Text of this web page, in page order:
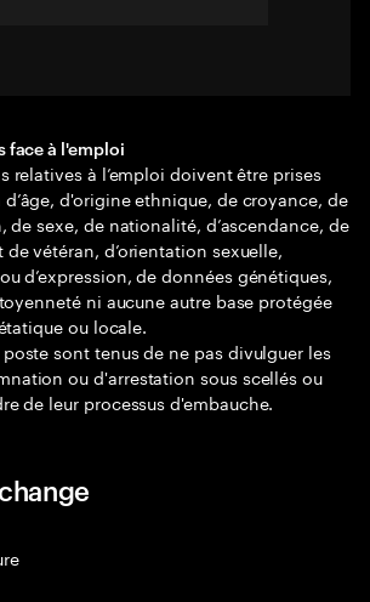
face à l'emploi
relatives à l’emploi doivent être prises
d'origine ethnique, de croyance, de
de sexe, de nationalité, d’ascendance, de
vétéran, d’orientation sexuelle,
d’expression, de données génétiques,
ni aucune autre base protégée
ou locale.
sont tenus de ne pas divulguer les
ou d'arrestation sous scellés ou
de leur processus d'embauche.